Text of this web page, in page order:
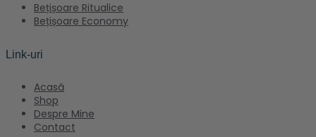
Bețișoare Ritualice
Bețișoare Economy
Link-uri
Acasă
Shop
Despre Mine
Contact